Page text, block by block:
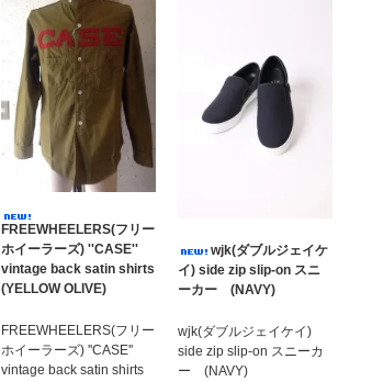
FREEWHEELERS(フリー
ホイーラーズ) ''CASE''
vintage back satin shirts
(YELLOW OLIVE)
FREEWHEELERS(フリー
ホイーラーズ) ''CASE''
vintage back satin shirts
wjk(ダブルジェイケ
イ) side zip slip-on スニ
ーカー (NAVY)
wjk(ダブルジェイケイ)
side zip slip-on スニーカ
ー (NAVY)